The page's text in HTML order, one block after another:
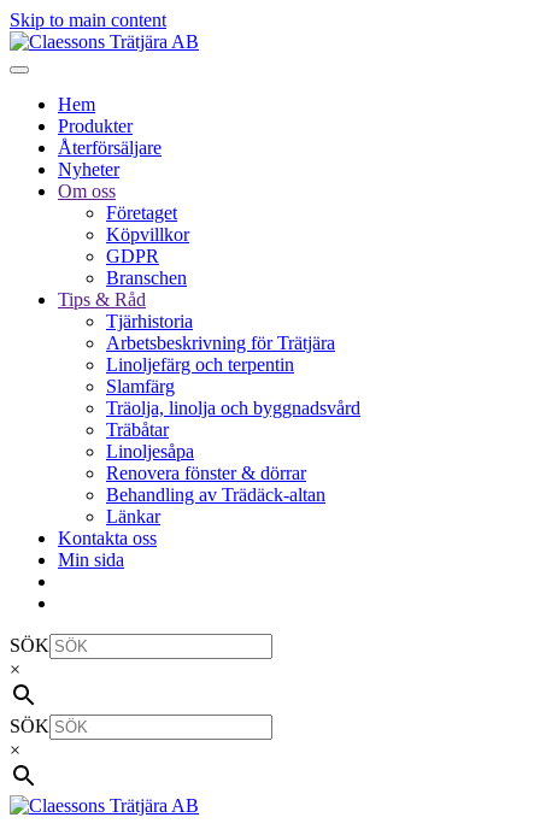
Skip to main content
Hem
Produkter
Återförsäljare
Nyheter
Om oss
Företaget
Köpvillkor
GDPR
Branschen
Tips & Råd
Tjärhistoria
Arbetsbeskrivning för Trätjära
Linoljefärg och terpentin
Slamfärg
Träolja, linolja och byggnadsvård
Träbåtar
Linoljesåpa
Renovera fönster & dörrar
Behandling av Trädäck-altan
Länkar
Kontakta oss
Min sida
SÖK
×
SÖK
×